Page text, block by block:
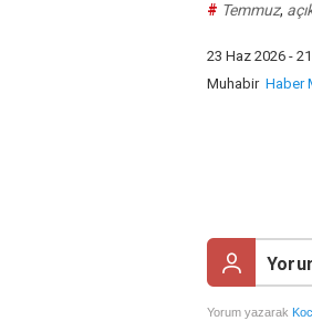
# Temmuz,
23 Haz 2026 -
Muhabir Haber
Yorum yazarak